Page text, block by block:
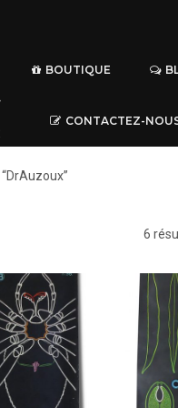
BOUTIQUE
CONTACTEZ-
6